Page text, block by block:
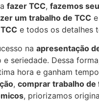
fazer TCC, fazemos
um trabalho de TCC
e todos os detalhes
na apresentação
seriedade. Dessa
hora e ganham
, comprar trabalho de
, priorizamos